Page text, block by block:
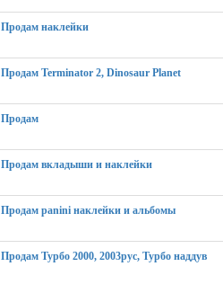
Продам наклейки
Продам Terminator 2, Dinosaur Planet
Продам
Продам вкладыши и наклейки
Продам panini наклейки и альбомы
Продам Турбо 2000, 2003рус, Турбо наддув